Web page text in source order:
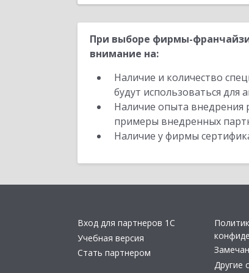
При выборе фирмы-
внимание на:
Наличие и количество
будут использоваться для
Наличие опыта внедрения
примеры внедренных
Наличие у фирмы
Вход для партнеров 1С
Учебная версия
Стать партнером
Другие